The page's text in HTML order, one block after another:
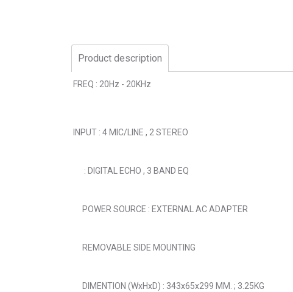
Product description
FREQ : 20Hz - 20KHz
INPUT : 4 MIC/LINE , 2 STEREO
: DIGITAL ECHO , 3 BAND EQ
POWER SOURCE : EXTERNAL AC ADAPTER
REMOVABLE SIDE MOUNTING
DIMENTION (WxHxD) : 343x65x299 MM. ; 3.25KG